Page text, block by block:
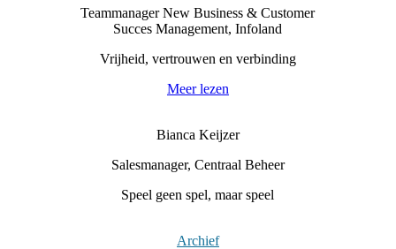
Teammanager New Business & Customer
Succes Management, Infoland
Vrijheid, vertrouwen en verbinding
Meer lezen
Bianca Keijzer
Salesmanager, Centraal Beheer
Speel geen spel, maar speel
Archief